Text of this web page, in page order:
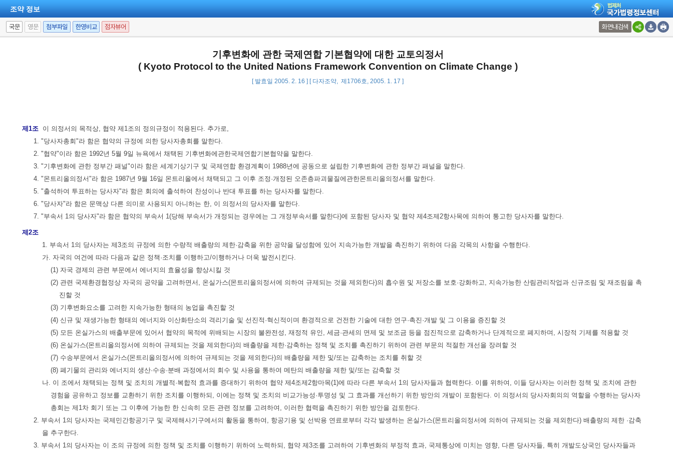
조약 정보
국문 영문 첨부파일 한영비교 점자뷰어 화면내검색
기후변화에 관한 국제연합 기본협약에 대한 교토의정서
( Kyoto Protocol to the United Nations Framework Convention on Climate Change )
[ 발효일 2005. 2. 16 ] [ 다자조약, 제1706호, 2005. 1. 17 ]
제1조 이 의정서의 목적상, 협약 제1조의 정의규정이 적용된다. 추가로,
1. "당사자총회"라 함은 협약의 규정에 의한 당사자총회를 말한다.
2. "협약"이라 함은 1992년 5월 9일 뉴욕에서 채택된 기후변화에관한국제연합기본협약을 말한다.
3. "기후변화에 관한 정부간 패널"이라 함은 세계기상기구 및 국제연합 환경계획이 1988년에 공동으로 설립한 기후변화에 관한 정부간 패널을 말한다.
4. "몬트리올의정서"라 함은 1987년 9월 16일 몬트리올에서 채택되고 그 이후 조정·개정된 오존층파괴물질에관한몬트리올의정서를 말한다.
5. "출석하여 투표하는 당사자"라 함은 회의에 출석하여 찬성이나 반대 투표를 하는 당사자를 말한다.
6. "당사자"라 함은 문맥상 다른 의미로 사용되지 아니하는 한, 이 의정서의 당사자를 말한다.
7. "부속서 1의 당사자"라 함은 협약의 부속서 1(당해 부속서가 개정되는 경우에는 그 개정부속서를 말한다)에 포함된 당사자 및 협약 제4조제2항사목에 의하여 통고한 당사자를 말한다.
제2조
1. 부속서 1의 당사자는 제3조의 규정에 의한 수량적 배출량의 제한·감축을 위한 공약을 달성함에 있어 지속가능한 개발을 촉진하기 위하여 다음 각목의 사항을 수행한다.
가. 자국의 여건에 따라 다음과 같은 정책·조치를 이행하고/이행하거나 더욱 발전시킨다.
(1) 자국 경제의 관련 부문에서 에너지의 효율성을 향상시킬 것
(2) 관련 국제환경협정상 자국의 공약을 고려하면서, 온실가스(몬트리올의정서에 의하여 규제되는 것을 제외한다)의 흡수원 및 저장소를 보호·강화하고, 지속가능한 산림관리작업과 신규조림 및 재조림을 촉
진할 것
(3) 기후변화요소를 고려한 지속가능한 형태의 농업을 촉진할 것
(4) 신규 및 재생가능한 형태의 에너지와 이산화탄소의 격리기술 및 선진적·혁신적이며 환경적으로 건전한 기술에 대한 연구·촉진·개발 및 그 이용을 증진할 것
(5) 모든 온실가스의 배출부문에 있어서 협약의 목적에 위배되는 시장의 불완전성, 재정적 유인, 세금·관세의 면제 및 보조금 등을 점진적으로 감축하거나 단계적으로 폐지하며, 시장적 기제를 적용할 것
(6) 온실가스(몬트리올의정서에 의하여 규제되는 것을 제외한다)의 배출량을 제한·감축하는 정책 및 조치를 촉진하기 위하여 관련 부문의 적절한 개선을 장려할 것
(7) 수송부문에서 온실가스(몬트리올의정서에 의하여 규제되는 것을 제외한다)의 배출량을 제한 및/또는 감축하는 조치를 취할 것
(8) 폐기물의 관리와 에너지의 생산·수송·분배 과정에서의 회수 및 사용을 통하여 메탄의 배출량을 제한 및/또는 감축할 것
나. 이 조에서 채택되는 정책 및 조치의 개별적·복합적 효과를 증대하기 위하여 협약 제4조제2항마목(1)에 따라 다른 부속서 1의 당사자들과 협력한다. 이를 위하여, 이들 당사자는 이러한 정책 및 조치에 관한
경험을 공유하고 정보를 교환하기 위한 조치를 이행하되, 이에는 정책 및 조치의 비교가능성·투명성 및 그 효과를 개선하기 위한 방안의 개발이 포함된다. 이 의정서의 당사자회의의 역할을 수행하는 당사자
총회는 제1차 회기 또는 그 이후에 가능한 한 신속히 모든 관련 정보를 고려하여, 이러한 협력을 촉진하기 위한 방안을 검토한다.
2. 부속서 1의 당사자는 국제민간항공기구 및 국제해사기구에서의 활동을 통하여, 항공기용 및 선박용 연료로부터 각각 발생하는 온실가스(몬트리올의정서에 의하여 규제되는 것을 제외한다) 배출량의 제한 ·감축
을 추구한다.
3. 부속서 1의 당사자는 이 조의 규정에 의한 정책 및 조치를 이행하기 위하여 노력하되, 협약 제3조를 고려하여 기후변화의 부정적 효과, 국제통상에 미치는 영향, 다른 당사자들, 특히 개발도상국인 당사자들과